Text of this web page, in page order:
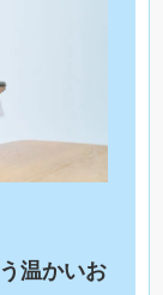
温かいお